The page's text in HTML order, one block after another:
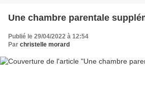
Une chambre parentale
Publié le 29/04/2022 à 12:54
Par christelle morard